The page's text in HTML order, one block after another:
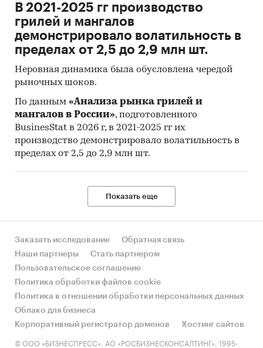
В 2021-2025 гг производство
грилей и мангалов
демонстрировало волатильность в
пределах от 2,5 до 2,9 млн шт.
Неровная динамика была обусловлена чередой
рыночных шоков.
По данным «Анализа рынка грилей и
мангалов в России», подготовленного
BusinesStat в 2026 г, в 2021-2025 гг их
производство демонстрировало волатильность в
пределах от 2,5 до 2,9 млн шт.
Показать еще
Заказать исследование
Обратная связь
Наши партнеры
Стать партнером
Пользовательское соглашение
Политика обработки файлов cookie
Политика в отношении обработки персональных данных
Облако для бизнеса
Корпоративный регистратор доменов
Хостинг сайтов
© ООО «БИЗНЕСПРЕСС», АО «РОСБИЗНЕСКОНСАЛТИНГ», 1995-